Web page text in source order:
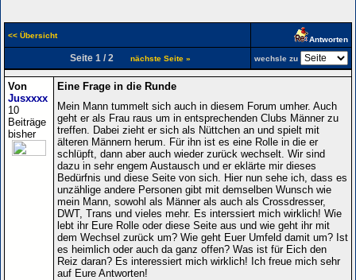
<< Übersicht Antworten
Seite 1 / 2 nächste Seite » wechsle zu
Von
Jusxxxx
10
Beiträge
bisher
Eine Frage in die Runde
Mein Mann tummelt sich auch in diesem Forum umher. Auch
geht er als Frau raus um in entsprechenden Clubs Männer zu
treffen. Dabei zieht er sich als Nüttchen an und spielt mit
älteren Männern herum. Für ihn ist es eine Rolle in die er
schlüpft, dann aber auch wieder zurück wechselt. Wir sind
dazu in sehr engem Austausch und er eklärte mir dieses
Bedürfnis und diese Seite von sich. Hier nun sehe ich, dass es
unzählige andere Personen gibt mit demselben Wunsch wie
mein Mann, sowohl als Männer als auch als Crossdresser,
DWT, Trans und vieles mehr. Es interssiert mich wirklich! Wie
lebt ihr Eure Rolle oder diese Seite aus und wie geht ihr mit
dem Wechsel zurück um? Wie geht Euer Umfeld damit um? Ist
es heimlich oder auch da ganz offen? Was ist für Eich den
Reiz daran? Es interessiert mich wirklich! Ich freue mich sehr
auf Eure Antworten!